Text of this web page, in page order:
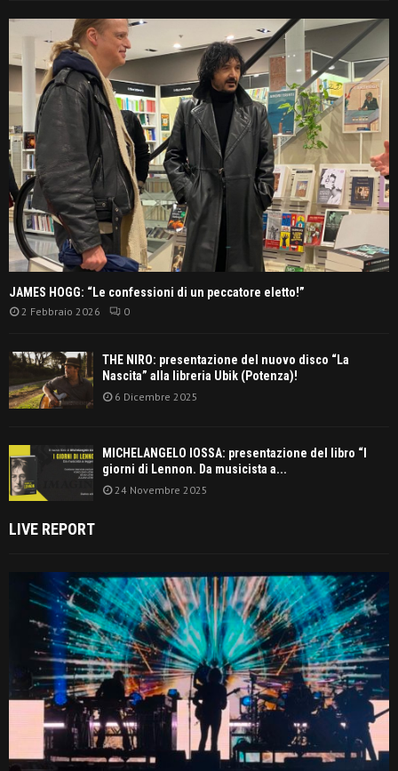
JAMES HOGG: “Le confessioni di un peccatore eletto!”
2 Febbraio 2026 0
THE NIRO: presentazione del nuovo disco “La
Nascita” alla libreria Ubik (Potenza)!
6 Dicembre 2025
MICHELANGELO IOSSA: presentazione del libro “I
giorni di Lennon. Da musicista a...
24 Novembre 2025
LIVE REPORT